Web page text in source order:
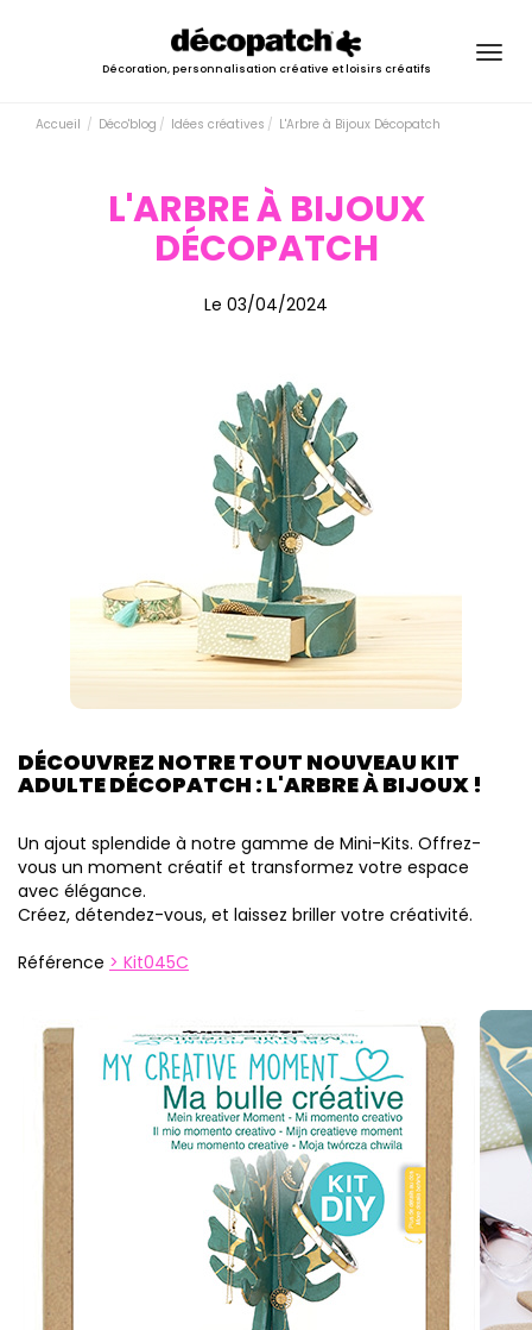
Décoration, personnalisation créative et loisirs créatifs
Accueil Déco'blog Idées créatives L'Arbre à Bijoux Décopatch
L'ARBRE À BIJOUX
DÉCOPATCH
Le 03/04/2024
DÉCOUVREZ NOTRE TOUT NOUVEAU KIT
ADULTE DÉCOPATCH : L'ARBRE À BIJOUX !
Un ajout splendide à notre gamme de Mini-Kits. Offrez-
vous un moment créatif et transformez votre espace
avec élégance.
Créez, détendez-vous, et laissez briller votre créativité.
Référence
Kit045C